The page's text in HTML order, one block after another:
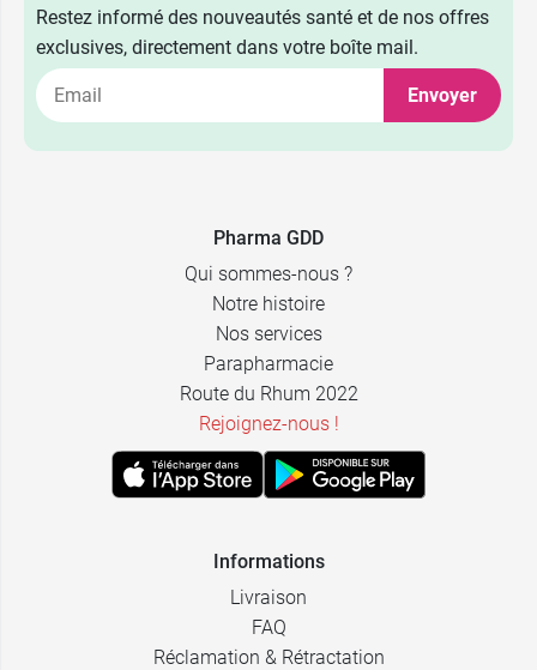
Restez informé des nouveautés santé et de nos offres
exclusives, directement dans votre boîte mail.
Envoyer
Pharma GDD
Qui sommes-nous ?
Notre histoire
Nos services
Parapharmacie
Route du Rhum 2022
Rejoignez-nous !
Informations
Livraison
FAQ
Réclamation & Rétractation